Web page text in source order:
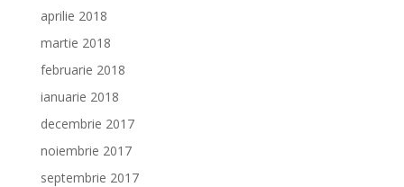
aprilie 2018
martie 2018
februarie 2018
ianuarie 2018
decembrie 2017
noiembrie 2017
septembrie 2017